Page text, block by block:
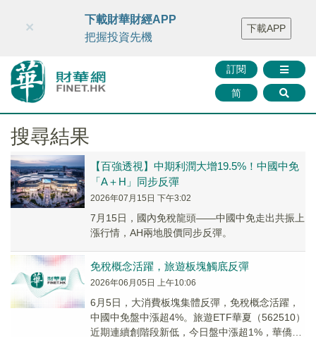
財華智庫網 FINTV FINMETA 財華證券 媒體矩陣
智庫沙龍
聯絡我們
訂閱
简
×
下載財華財經APP
把握投資先機
下載APP
搜尋結果
【百強透視】中期利潤大增19.5%！中國中免
「A＋H」同步反彈
2026年07月15日 下午3:02
7月15日，國內免稅龍頭——中國中免走出共振上
漲行情，AH兩地股價同步反彈。
免稅概念活躍，旅遊板塊觸底反彈
2026年06月05日 上午10:06
6月5日，大消費板塊集體反彈，免稅概念活躍，
中國中免盤中漲超4%。旅遊ETF華夏（562510）
近期連續創階段新低，今日盤中漲超1%，華僑城